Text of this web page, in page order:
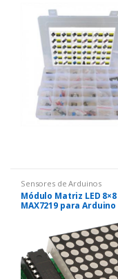
Sensores de Arduinos
Módulo Matriz LED 8×8
MAX7219 para Arduino